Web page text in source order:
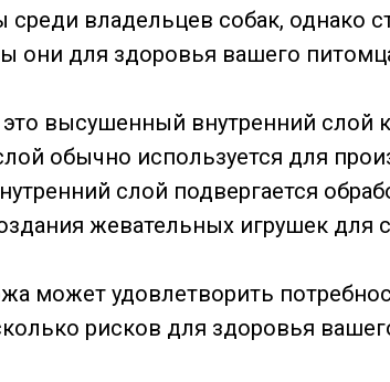
владельцев собак, однако
они для здоровья вашего
высушенный внутренний слой
обычно используется для
слой подвергается
жевательных игрушек для
может удовлетворить
рисков для здоровья